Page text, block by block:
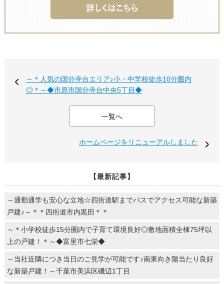
～＊人気の国分寺台エリア♪小・中学校徒歩10分圏内
◎＊～◆市原市国分寺台中央5丁目◆
一覧へ
ホームページをリニューアルしました
【最新記事】
～通勤通学も安心な立地☆四街道駅までバスでアクセス可能な新築
戸建♪～＊＊四街道市内黒田＊＊
～＊小学校徒歩15分圏内で子育て環境良好◎敷地面積全棟75坪以
上の戸建！＊～◆富里市七栄◆
～当社近隣につき当日のご見学が可能です♪南東向き陽当たり良好
な新築戸建！～千葉市美浜区磯辺1丁目